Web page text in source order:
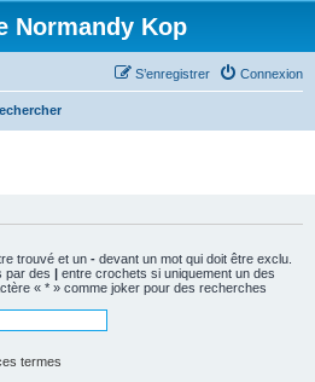
Normandy Kop
Connexion
S’enregistrer
trouvé et un - devant un mot qui doit être exclu.
par des | entre crochets si uniquement un des
« * » comme joker pour des recherches
termes